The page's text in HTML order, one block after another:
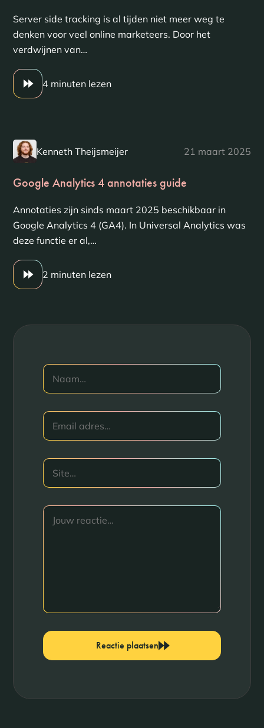
Server side tracking is al tijden niet meer weg te
denken voor veel online marketeers. Door het
verdwijnen van…
4 minuten lezen
Kenneth Theijsmeijer 21 maart 2025
Google Analytics 4 annotaties guide
Annotaties zijn sinds maart 2025 beschikbaar in
Google Analytics 4 (GA4). In Universal Analytics was
deze functie er al,…
2 minuten lezen
Reactie plaatsen